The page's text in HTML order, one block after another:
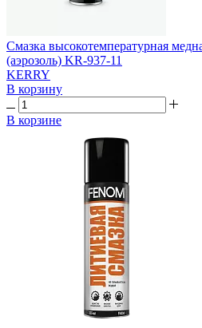
Смазка высокотемпературная
(аэрозоль) KR-937-11
KERRY
В корзину
В корзине